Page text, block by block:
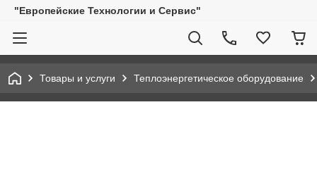
"Европейские Технологии и Сервис"
Товары и услуги Теплоэнергетическое оборудование